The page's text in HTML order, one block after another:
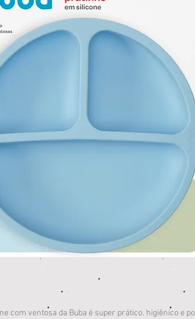
com ventosa da Buba é super prático. higiênico e